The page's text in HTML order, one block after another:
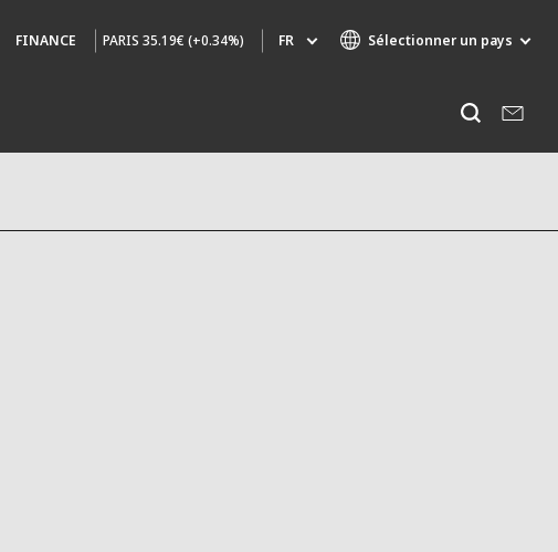
FINANCE PARIS 35.19€ (+0.34%) FR Sélectionner un pays